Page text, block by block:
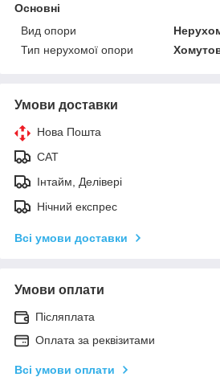
Основні
Вид опори
Тип нерухомої опори
Умови доставки
Нова Пошта
САТ
Інтайм, Делівері
Нічний експрес
Всі умови доставки
Умови оплати
Післяплата
Оплата за реквізитами
Всі умови оплати